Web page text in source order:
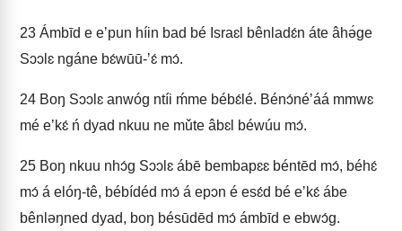
23 Ámbīd e eʼpun híin bad bé Israɛl bênladɛ́n áte âhə́ge
Sɔɔlɛ ngáne bɛ́wūū-ʼɛ́ mɔ́.
24 Boŋ Sɔɔlɛ anwóg ntíi ḿme bébɛ́lé. Bénɔ́néʼáá mmwɛ
mé eʼkɛ́ ń dyad nkuu ne mǔte âbɛl béwúu mɔ́.
25 Boŋ nkuu nhɔ́g Sɔɔlɛ ábē bembapɛɛ béntēd mɔ́, béhɛ́
mɔ́ á elóŋ-tê, bébídéd mɔ́ á epɔn é esɛ́d bé eʼkɛ́ ábe
bênləŋned dyad, boŋ bésūdēd mɔ́ ámbīd e ebwɔ́g.